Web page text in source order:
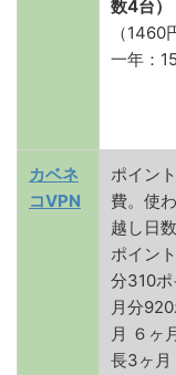
数4台）
（
一年：
カベネ
コVPN
ポイン
費。使
越し日
ポイン
分310
月分
月 ６ヶ
長3ヶ